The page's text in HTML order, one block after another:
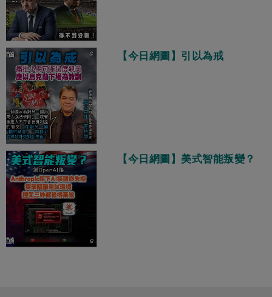
【今日網圖】引以為戒
【今日網圖】美式智能叛變？